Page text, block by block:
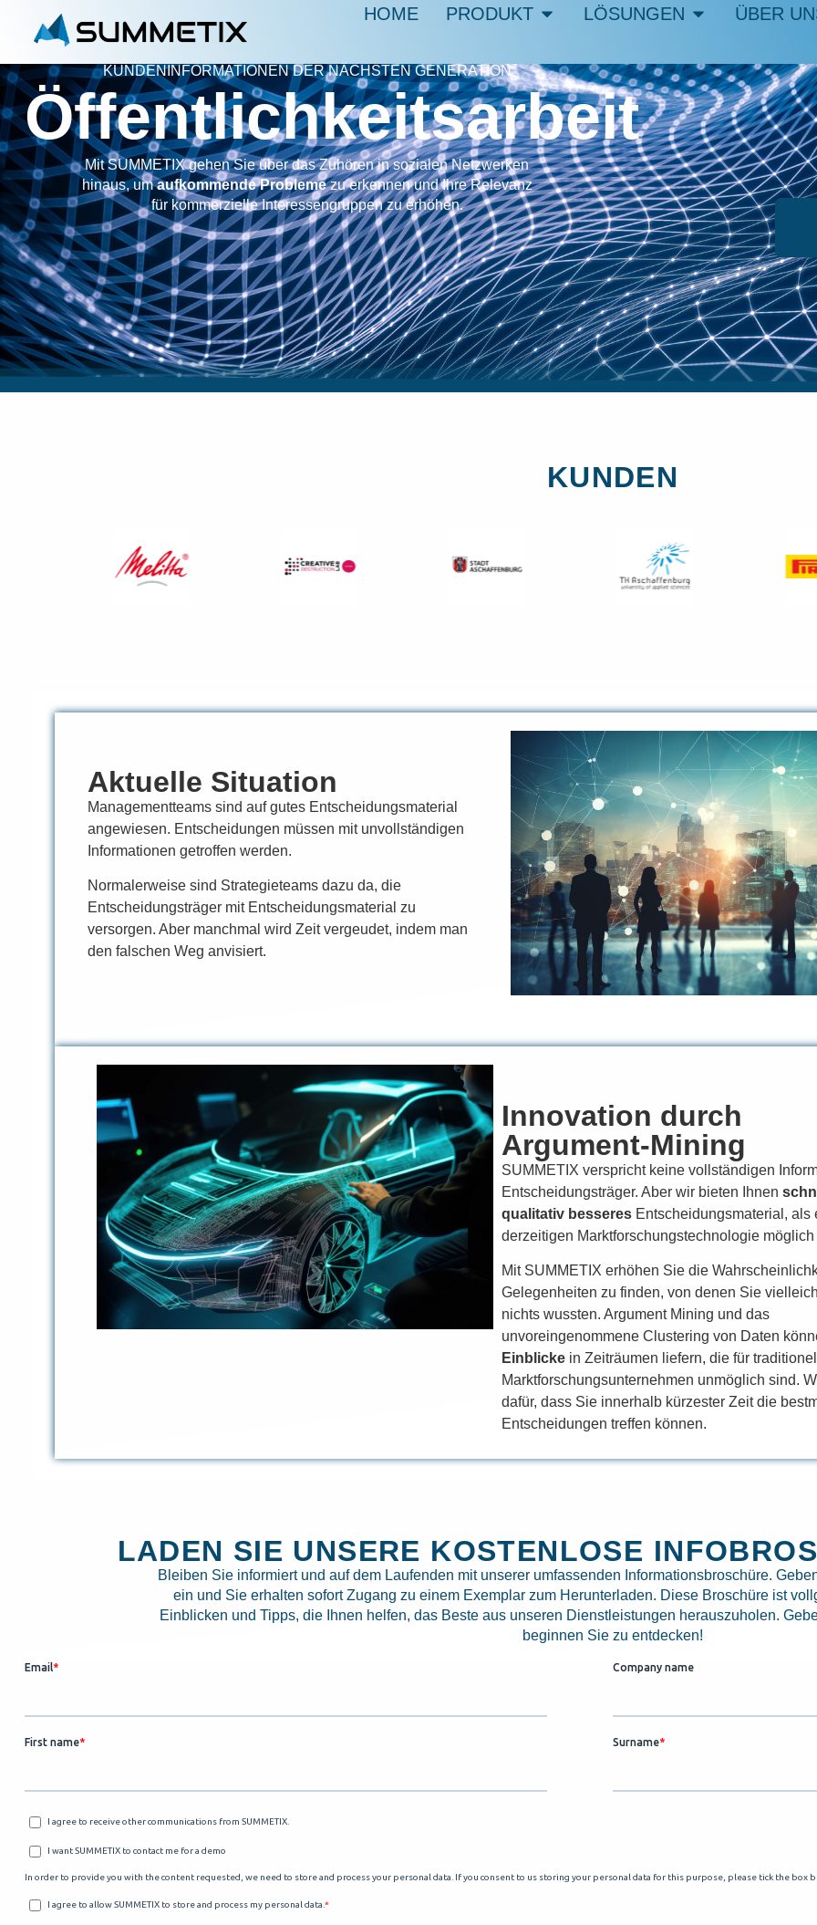
HOME PRODUKT LÖSUNGEN ÜBER
KUNDENINFORMATIONEN DER NÄCHSTEN GENERATION
Öffentlichkeitsarbeit
Mit SUMMETIX gehen Sie über das Zuhören in sozialen Netzwerken
hinaus, umaufkommende Problemezu erkennen und Ihre Relevanz
für kommerzielle Interessengruppen zu erhöhen.
KUNDEN
Aktuelle Situation
Managementteams sind auf gutes Entscheidungsmaterial
angewiesen. Entscheidungen müssen mit unvollständigen
Informationen getroffen werden.
Normalerweise sind Strategieteams dazu da, die
Entscheidungsträger mit Entscheidungsmaterial zu
versorgen. Aber manchmal wird Zeit vergeudet, indem man
den falschen Weg anvisiert.
Innovation durch
Argument-Mining
SUMMETIX verspricht keine vollständigen
Entscheidungsträger. Aber wir bieten Ihnen
qualitativ besseres Entscheidungsmaterial, als
derzeitigen Marktforschungstechnologie möglich
Mit SUMMETIX erhöhen Sie die
Gelegenheiten zu finden, von denen Sie
nichts wussten. Argument Mining und das
unvoreingenommene Clustering von Daten
Einblicke in Zeiträumen liefern, die für
Marktforschungsunternehmen unmöglich sind.
dafür, dass Sie innerhalb kürzester Zeit die
Entscheidungen treffen können.
LADEN SIE UNSERE KOSTENLOSE
Bleiben Sie informiert und auf dem Laufenden mit unserer umfassenden Informationsbroschüre.
ein und Sie erhalten sofort Zugang zu einem Exemplar zum Herunterladen. Diese Broschüre ist
Einblicken und Tipps, die Ihnen helfen, das Beste aus unseren Dienstleistungen herauszuholen.
beginnen Sie zu entdecken!